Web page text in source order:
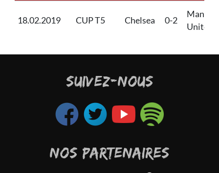
18.02.2019 CUP T5 Chelsea 0-2
United
SUIVEZ-NOUS
NOS PARTENAIRES